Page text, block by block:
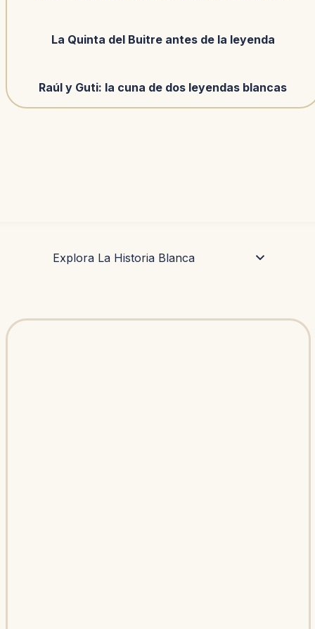
La Quinta del Buitre antes de la leyenda
Raúl y Guti: la cuna de dos leyendas blancas
Explora La Historia Blanca